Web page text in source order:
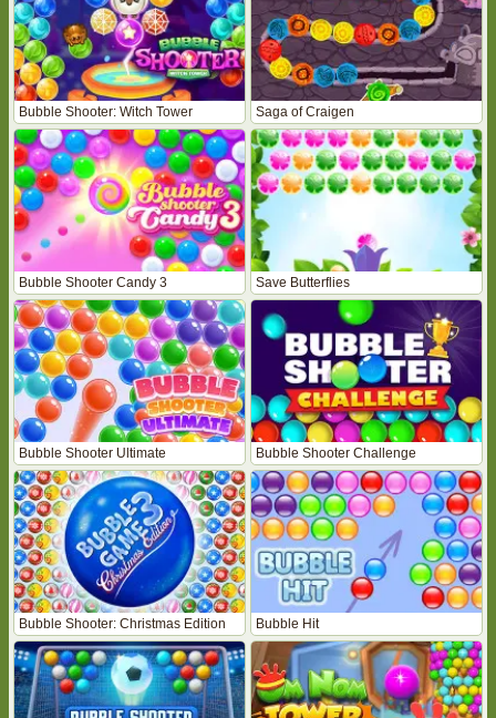
Bubble Shooter: Witch Tower Saga of Craigen
Bubble Shooter Candy 3 Save Butterflies
Bubble Shooter Ultimate Bubble Shooter Challenge
Bubble Shooter: Christmas Edition Bubble Hit